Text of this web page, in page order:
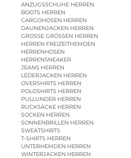
ANZUGSSCHUHE HERREN
BOOTS HERREN
CARGOHOSEN HERREN
DAUNENJACKEN HERREN
GROSSE GRÖSSEN HERREN
HERREN FREIZEITHEMDEN
HERRENHOSEN
HERRENSNEAKER
JEANS HERREN
LEDERJACKEN HERREN
OVERSHIRTS HERREN
POLOSHIRTS HERREN
PULLUNDER HERREN
RUCKSÄCKE HERREN
SOCKEN HERREN
SONNENBRILLEN HERREN
SWEATSHIRTS
T-SHIRTS HERREN
UNTERHEMDEN HERREN
WINTERJACKEN HERREN